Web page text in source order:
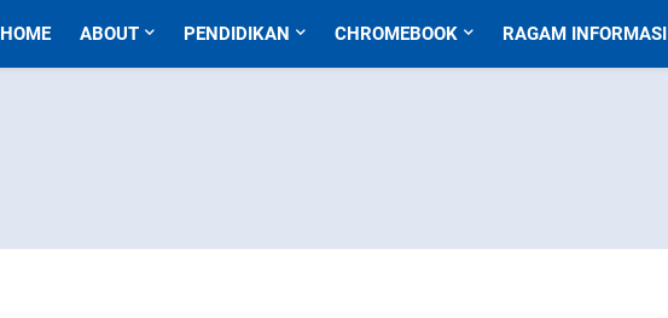
HOME ABOUT PENDIDIKAN CHROMEBOOK RAGAM INFORMASI